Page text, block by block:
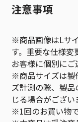
注意事項
※商品画像はLサ
す。重要な仕様
お客様に個別にご
※商品サイズは製
ズ計測の際、製
じる場合がござい
※1回のお買い物